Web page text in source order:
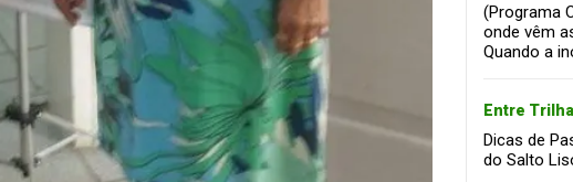
(Programa
onde vêm
Quando a
Entre
Dicas de
do Salto